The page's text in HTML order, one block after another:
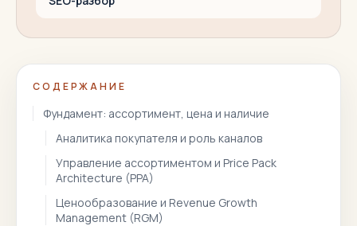
СОДЕРЖАНИЕ
Фундамент: ассортимент, цена и наличие
Аналитика покупателя и роль каналов
Управление ассортиментом и Price Pack
Architecture (PPA)
Ценообразование и Revenue Growth
Management (RGM)